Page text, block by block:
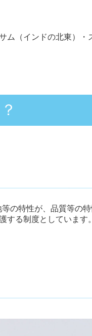
（インドの北東）・
の特性が、品質等の
する制度としています。